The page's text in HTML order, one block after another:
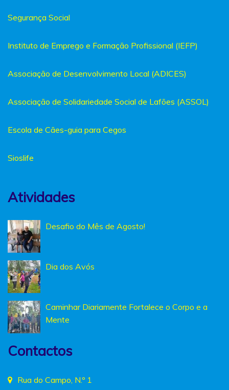
Segurança Social
Instituto de Emprego e Formação Profissional (IEFP)
Associação de Desenvolvimento Local (ADICES)
Associação de Solidariedade Social de Lafões (ASSOL)
Escola de Cães-guia para Cegos
Sioslife
Atividades
Desafio do Mês de Agosto!
Dia dos Avós
Caminhar Diariamente Fortalece o Corpo e a
Mente
Contactos
Rua do Campo, N.º 1